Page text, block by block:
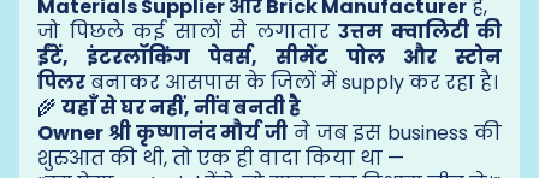
Materials Supplier और Brick Manufacturerहै,
जो पिछले कई सालों से लगातार उत्तम क्वालिटी की
ईंटें, इंटरलॉकिंग पेवर्स, सीमेंट पोल और स्टोन
पिलरबनाकर आसपास के जिलों में supply कर रहा है।
🌾 यहाँ से घर नहीं, नींव बनती है
Owner श्री कृष्णानंद मौर्य जी ने जब इस business की
शुरुआत की थी, तो एक ही वादा किया था —